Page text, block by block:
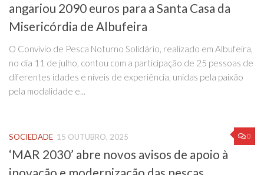
angariou 2090 euros para a Santa Casa da
Misericórdia de Albufeira
O Convívio de Pesca Noturno Solidário, realizado em Albufeira,
no dia 11 de julho, contou com a participação de 25 pessoas de
diferentes idades e níveis de experiência, unidas pela paixão
pela modalidade e...
0
SOCIEDADE 15 OUTUBRO, 2025
‘MAR 2030’ abre novos avisos de apoio à